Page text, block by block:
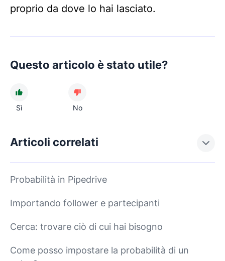
proprio da dove lo hai lasciato.
Questo articolo è stato utile?
Sì No
Articoli correlati
Probabilità in Pipedrive
Importando follower e partecipanti
Cerca: trovare ciò di cui hai bisogno
Come posso impostare la probabilità di un